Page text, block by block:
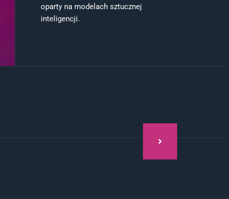
oparty na modelach sztucznej
inteligencji.